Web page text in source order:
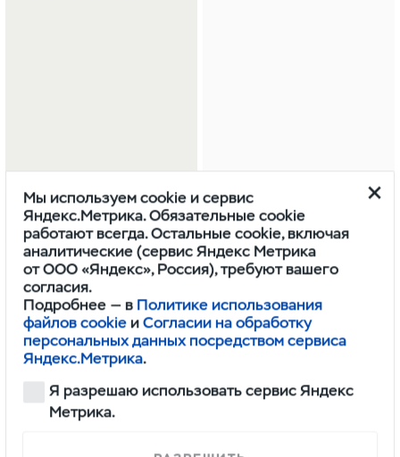
ОСТАВИТЬ ЗАЯВКУ ОСТАВИТЬ ЗАЯВКУ
Мы используем cookie и сервис
Яндекс.Метрика. Обязательные cookie
работают всегда. Остальные cookie, включая
аналитические (сервис Яндекс Метрика
от ООО «Яндекс», Россия), требуют вашего
согласия.
Подробнее — в Политике использования
файлов cookie иСогласии на обработку
персональных данных посредством сервиса
Яндекс.Метрика.
Я разрешаю использовать сервис Яндекс
Метрика.